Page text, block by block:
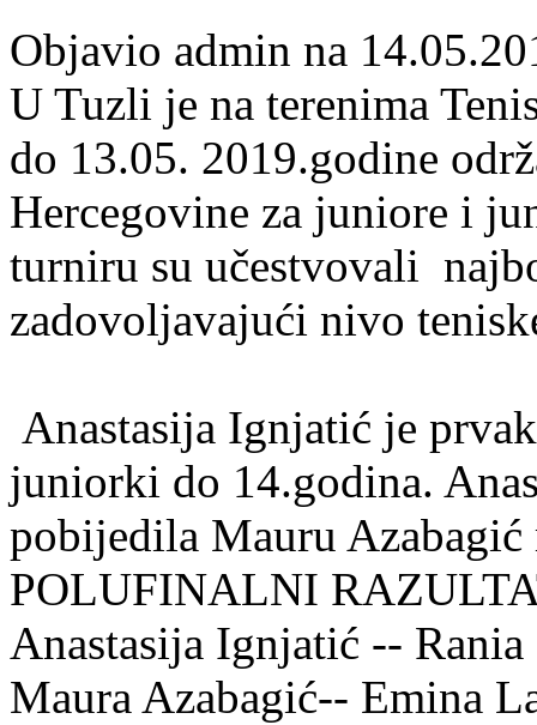
Objavio admin na
U Tuzli je na terenima
do 13.05. 2019.godine
Hercegovine za juniore i
turniru su učestvovali
zadovoljavajući nivo
Anastasija Ignjatić je
juniorki do 14.godina.
pobijedila Mauru
POLUFINALNI
Anastasija Ignjatić --
Maura Azabagić-- Emina